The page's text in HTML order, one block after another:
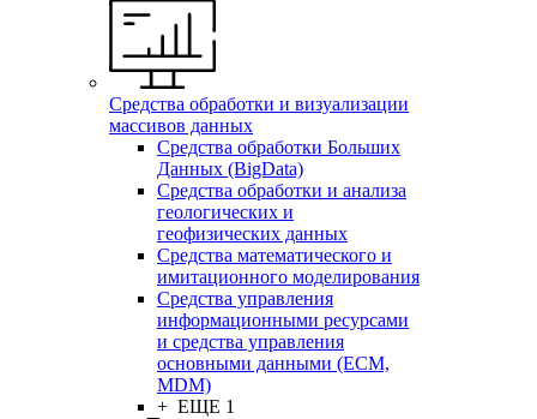
Средства обработки и визуализации
массивов данных
Средства обработки Больших
Данных (BigData)
Средства обработки и анализа
геологических и
геофизических данных
Средства математического и
имитационного моделирования
Средства управления
информационными ресурсами
и средства управления
основными данными (ECM,
MDM)
+ ЕЩЕ 1